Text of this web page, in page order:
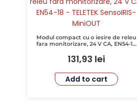
Modul compact cu o iesire de releu
fara monitorizare, 24 V CA, EN54-18
131,93 lei
Add to cart